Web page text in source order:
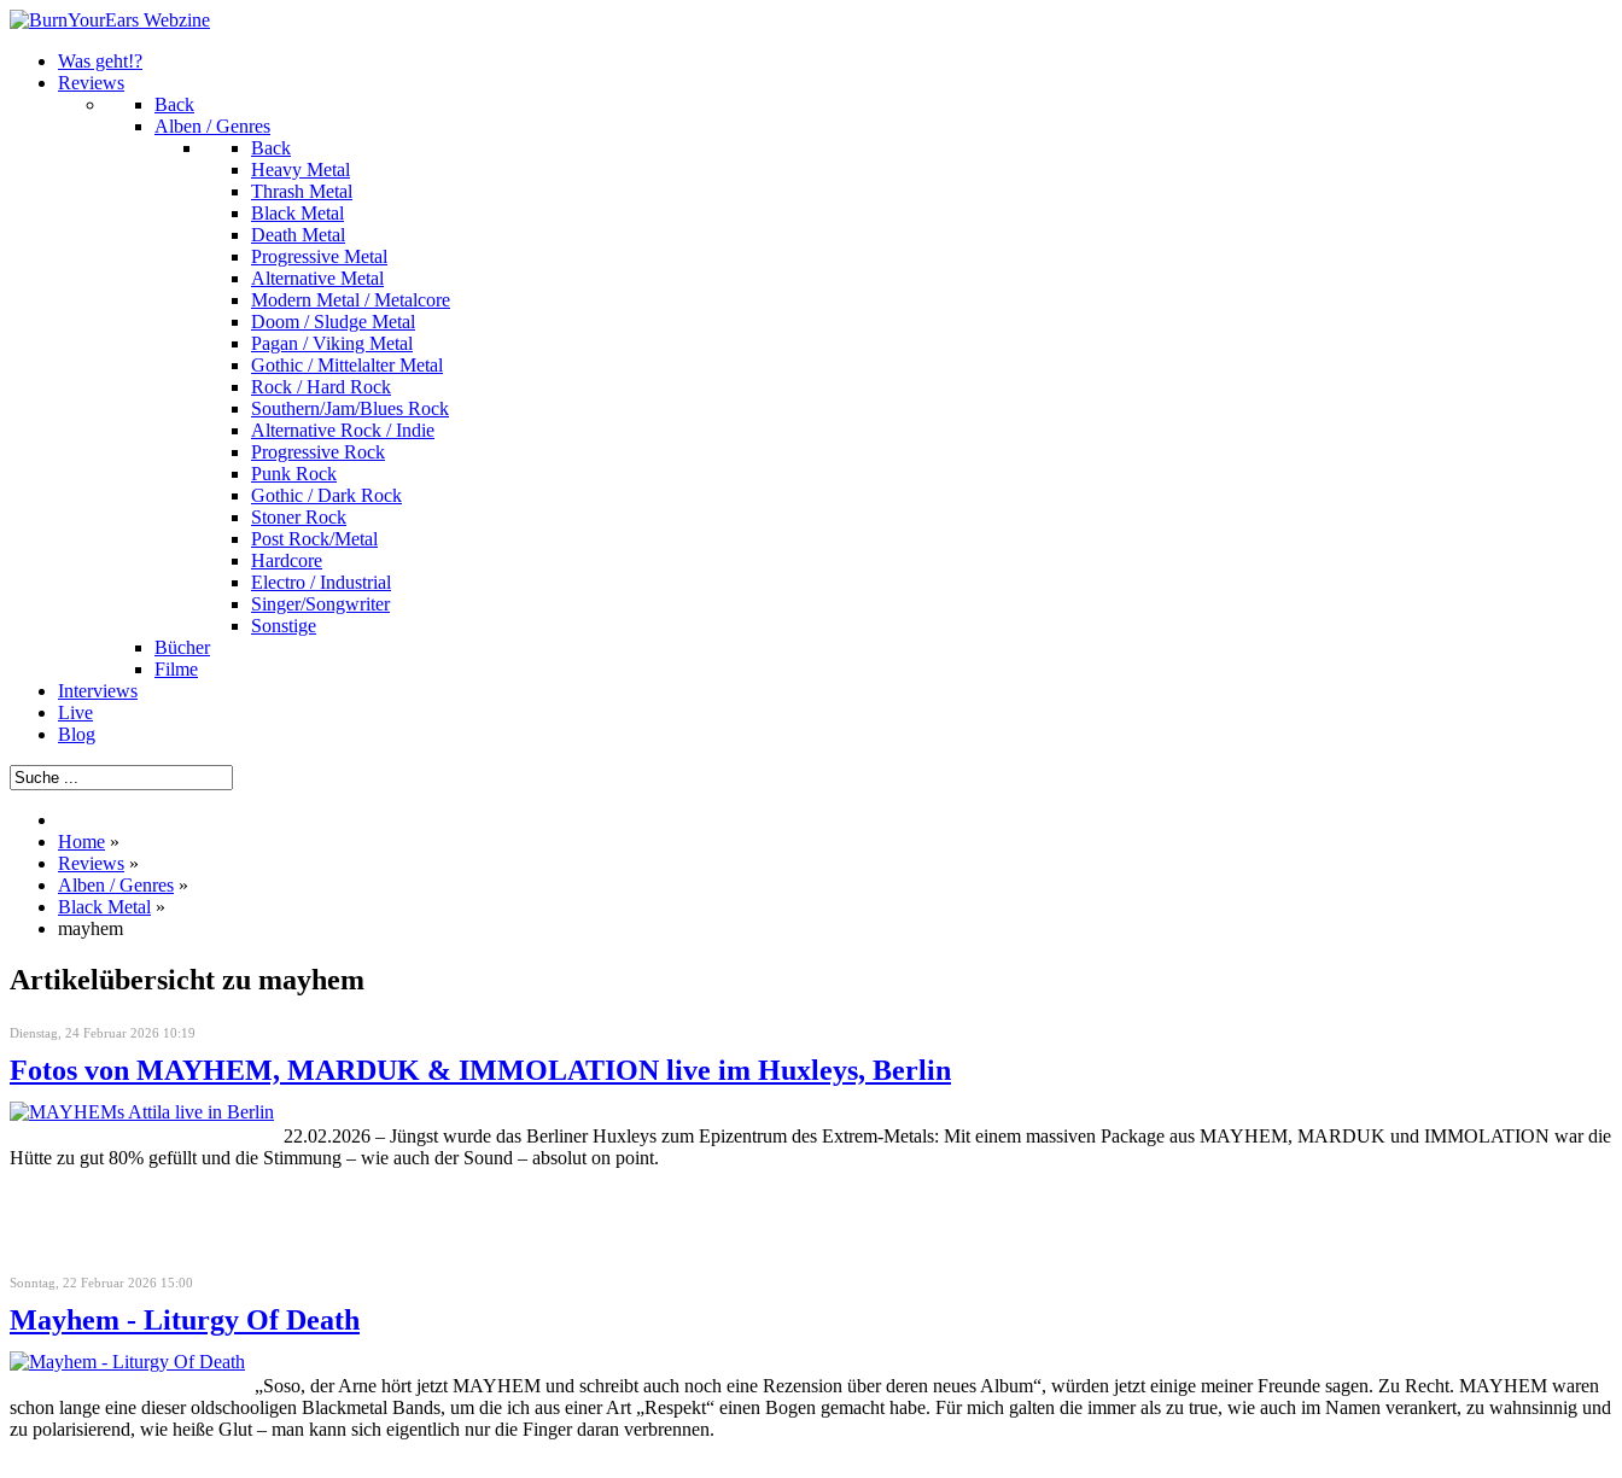
Was geht!?
Reviews
Back
Alben / Genres
Back
Heavy Metal
Thrash Metal
Black Metal
Death Metal
Progressive Metal
Alternative Metal
Modern Metal / Metalcore
Doom / Sludge Metal
Pagan / Viking Metal
Gothic / Mittelalter Metal
Rock / Hard Rock
Southern/Jam/Blues Rock
Alternative Rock / Indie
Progressive Rock
Punk Rock
Gothic / Dark Rock
Stoner Rock
Post Rock/Metal
Hardcore
Electro / Industrial
Singer/Songwriter
Sonstige
Bücher
Filme
Interviews
Live
Blog
Home »
Reviews »
Alben / Genres »
Black Metal »
mayhem
Artikelübersicht zu mayhem
Dienstag, 24 Februar 2026 10:19
Fotos von MAYHEM, MARDUK & IMMOLATION live im Huxleys, Berlin
22.02.2026 – Jüngst wurde das Berliner Huxleys zum Epizentrum des Extrem-Metals: Mit einem massiven Package aus MAYHEM, MARDUK und IMMOLATION war die
Hütte zu gut 80% gefüllt und die Stimmung – wie auch der Sound – absolut on point.
Sonntag, 22 Februar 2026 15:00
Mayhem - Liturgy Of Death
„Soso, der Arne hört jetzt MAYHEM und schreibt auch noch eine Rezension über deren neues Album“, würden jetzt einige meiner Freunde sagen. Zu Recht. MAYHEM waren
schon lange eine dieser oldschooligen Blackmetal Bands, um die ich aus einer Art „Respekt“ einen Bogen gemacht habe. Für mich galten die immer als zu true, wie auch im Namen verankert, zu wahnsinnig und
zu polarisierend, wie heiße Glut – man kann sich eigentlich nur die Finger daran verbrennen.